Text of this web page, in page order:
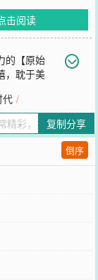
击阅读
的【原始
，耽于美
胎教趁势而起，
，战场上兵荒马
传说中，有仙佛抬
，强者横行，层层
合并。日日夜夜，
原始炉开，大幅
培元的《木衣
经》！吐纳养生
的《原始真
，已无敌手。煌
代 /
复制分享
倒序